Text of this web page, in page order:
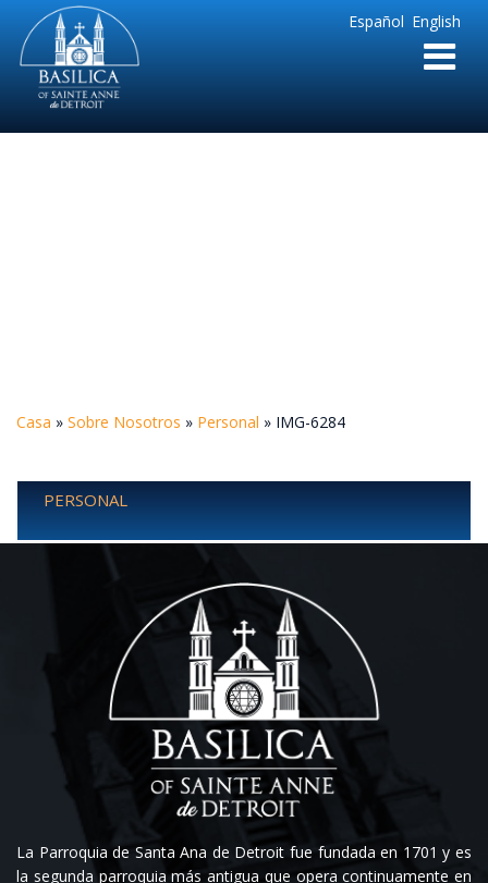
English
Español
Sainte
Anne
Parish
de
Casa » Sobre Nosotros » Personal » IMG-6284
PERSONAL
La Parroquia de Santa Ana de Detroit fue fundada en 1701 y es
la segunda parroquia más antigua que opera continuamente en